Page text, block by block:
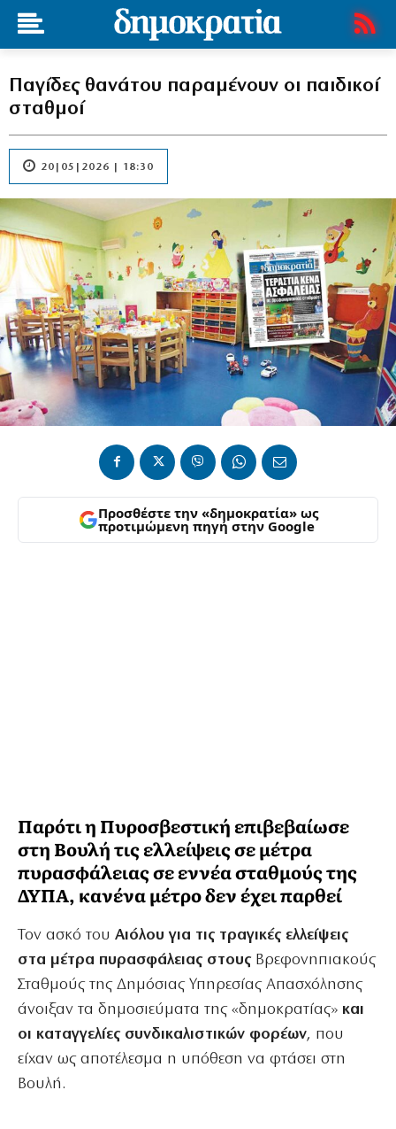
Παγίδες θανάτου παραμένουν οι παιδικοί
σταθμοί
20|05|2026 | 18:30
Προσθέστε την «δημοκρατία» ως
προτιμώμενη πηγή στην Google
Παρότι η Πυροσβεστική επιβεβαίωσε
στη Βουλή τις ελλείψεις σε μέτρα
πυρασφάλειας σε εννέα σταθμούς της
ΔΥΠΑ, κανένα μέτρο δεν έχει παρθεί
Τον ασκό του Αιόλου για τις τραγικές ελλείψεις
στα μέτρα πυρασφάλειας στους Βρεφονηπιακούς
Σταθμούς της Δημόσιας Υπηρεσίας Απασχόλησης
άνοιξαν τα δημοσιεύματα της «δημοκρατίας» και
οι καταγγελίες συνδικαλιστικών φορέων, που
είχαν ως αποτέλεσμα η υπόθεση να φτάσει στη
Βουλή.